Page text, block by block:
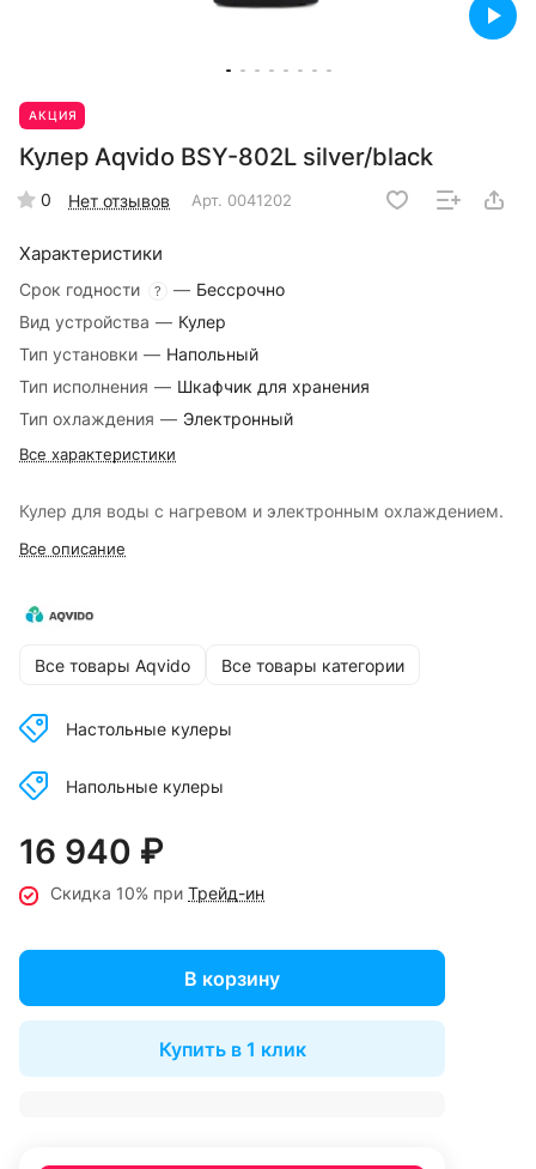
АКЦИЯ
Кулер Aqvido BSY-802L silver/black
0 Нет отзывов Арт. 0041202
Характеристики
Срок годности ? — Бессрочно
Вид устройства — Кулер
Тип установки — Напольный
Тип исполнения — Шкафчик для хранения
Тип охлаждения — Электронный
Все характеристики
Кулер для воды с нагревом и электронным охлаждением.
Все описание
Все товары Aqvido Все товары категории
Настольные кулеры
Напольные кулеры
16 940 ₽
Скидка 10% при Трейд-ин
В корзину
Купить в 1 клик